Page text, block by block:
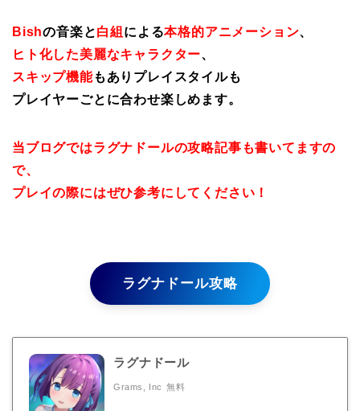
Bishの音楽と白組 による本格的アニメーション、
ヒト化した美麗なキャラクター、
スキップ機能もありプレイスタイルも
プレイヤーごとに合わせ楽しめます。
当ブログではラグナドールの攻略記事も書いてますの
で、
プレイの際にはぜひ参考にしてください！
ラグナドール攻略
ラグナドール
Grams, Inc 無料